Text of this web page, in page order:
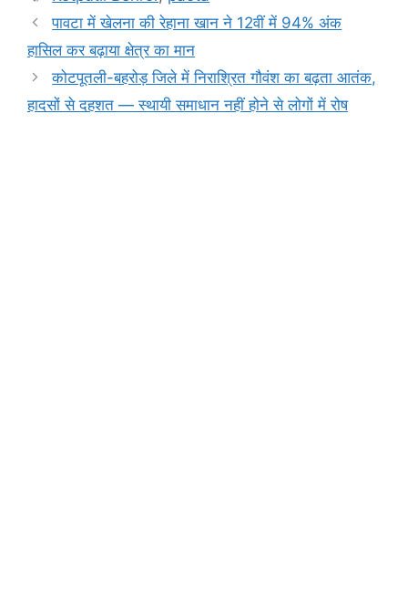
b
o
o
k
A
p
p
e
n
g
er
a
Li
k
पावटा में खेलना की रेहाना खान ने 12वीं में 94% अंक
हासिल कर बढ़ाया क्षेत्र का मान
कोटपूतली-बहरोड़ जिले में निराश्रित गौवंश का बढ़ता आतंक,
हादसों से दहशत — स्थायी समाधान नहीं होने से लोगों में रोष